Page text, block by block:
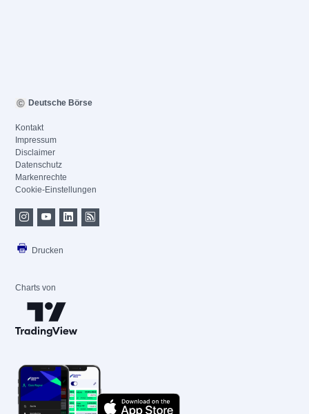
Deutsche Börse
Kontakt
Impressum
Disclaimer
Datenschutz
Markenrechte
Cookie-Einstellungen
Drucken
Charts von